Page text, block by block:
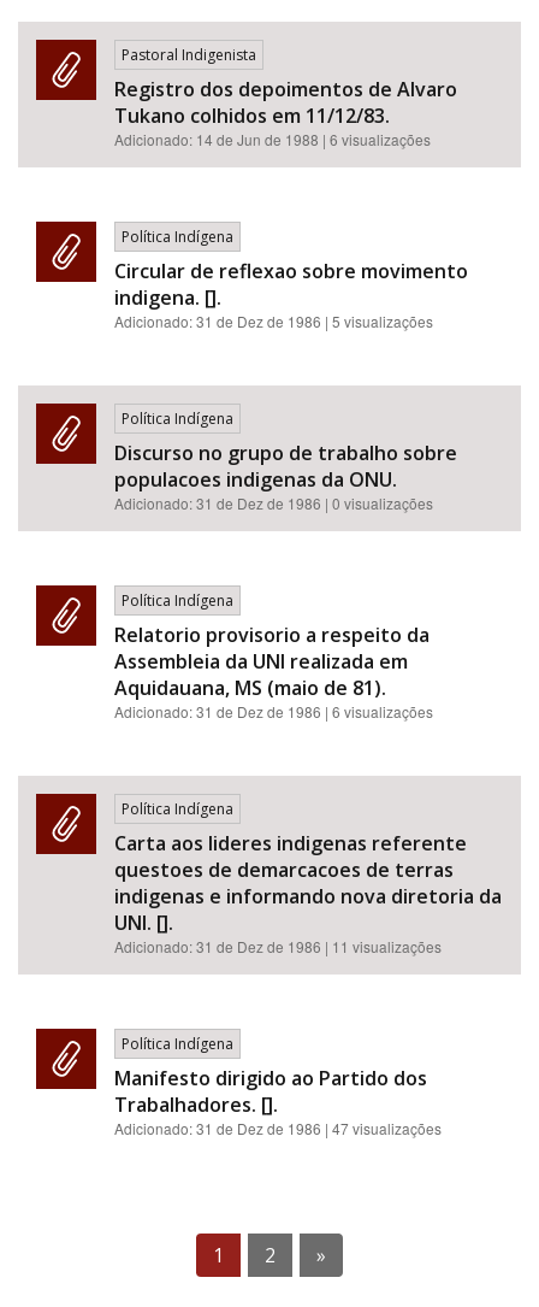
Pastoral Indigenista
Registro dos depoimentos de Alvaro
Tukano colhidos em 11/12/83.
Adicionado: 14 de Jun de 1988 | 6 visualizações
Política Indígena
Circular de reflexao sobre movimento
indigena. [].
Adicionado:31 de Dez de 1986 | 5 visualizações
Política Indígena
Discurso no grupo de trabalho sobre
populacoes indigenas da ONU.
Adicionado:31 de Dez de 1986 | 0 visualizações
Política Indígena
Relatorio provisorio a respeito da
Assembleia da UNI realizada em
Aquidauana, MS (maio de 81).
Adicionado:31 de Dez de 1986 | 6 visualizações
Política Indígena
Carta aos lideres indigenas referente
questoes de demarcacoes de terras
indigenas e informando nova diretoria da
UNI. [].
Adicionado:31 de Dez de 1986 | 11 visualizações
Política Indígena
Manifesto dirigido ao Partido dos
Trabalhadores. [].
Adicionado:31 de Dez de 1986 | 47 visualizações
1 2 »